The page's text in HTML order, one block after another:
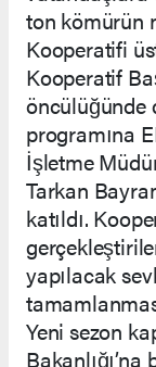
ton kömürün
Kooperatifi
Kooperatif
öncülüğünde
programına
İşletme
Tarkan
katıldı.
yapılacak
Yeni sezon